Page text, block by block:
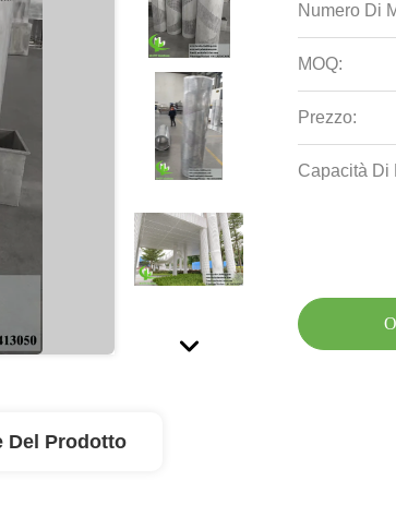
Numero Di
MOQ:
Prezzo:
Capacità Di
Del Prodotto